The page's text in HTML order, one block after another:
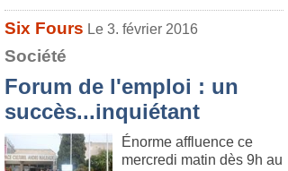
Six Fours Le 3. février 2016
Société
Forum de l'emploi : un
succès...inquiétant
Énorme affluence ce
mercredi matin dès 9h au